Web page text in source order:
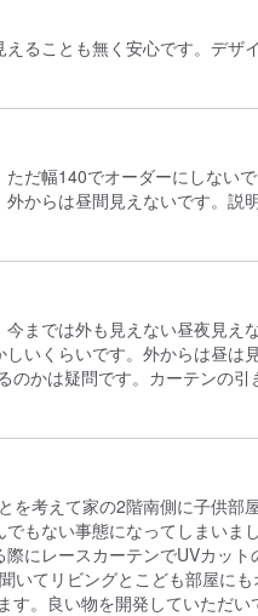
ることも無く安心です。デザ
だ幅140でオーダーにしない
からは昼間見えないです。説
までは外も見えない昼夜見え
いくらいです。外からは昼は
かは疑問です。カーテンの引
考えて家の2階南側に子供部
でもない事態になってしまい
にレースカーテンでUVカット
いてリビングとこども部屋に
。良い物を開発していただい